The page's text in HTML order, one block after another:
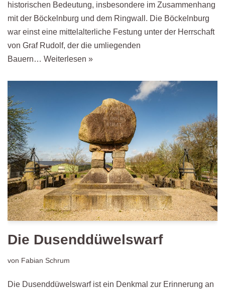
historischen Bedeutung, insbesondere im Zusammenhang
mit der Böckelnburg und dem Ringwall. Die Böckelnburg
war einst eine mittelalterliche Festung unter der Herrschaft
von Graf Rudolf, der die umliegenden
Bauern… Weiterlesen »
Die Dusenddüwelswarf
von Fabian Schrum
Die Dusenddüwelswarf ist ein Denkmal zur Erinnerung an